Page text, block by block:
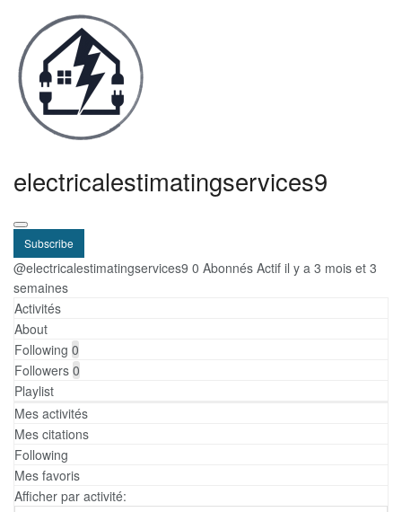
electricalestimatingservices9
Subscribe
@electricalestimatingservices9 0 Abonnés Actif il y a 3 mois et 3
semaines
Activités
About
Following 0
Followers 0
Playlist
Mes activités
Mes citations
Following
Mes favoris
Afficher par activité: